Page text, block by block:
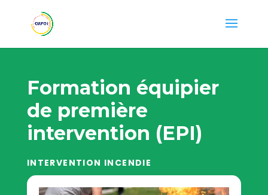
Formation équipier
de première
intervention (EPI)
INTERVENTION INCENDIE